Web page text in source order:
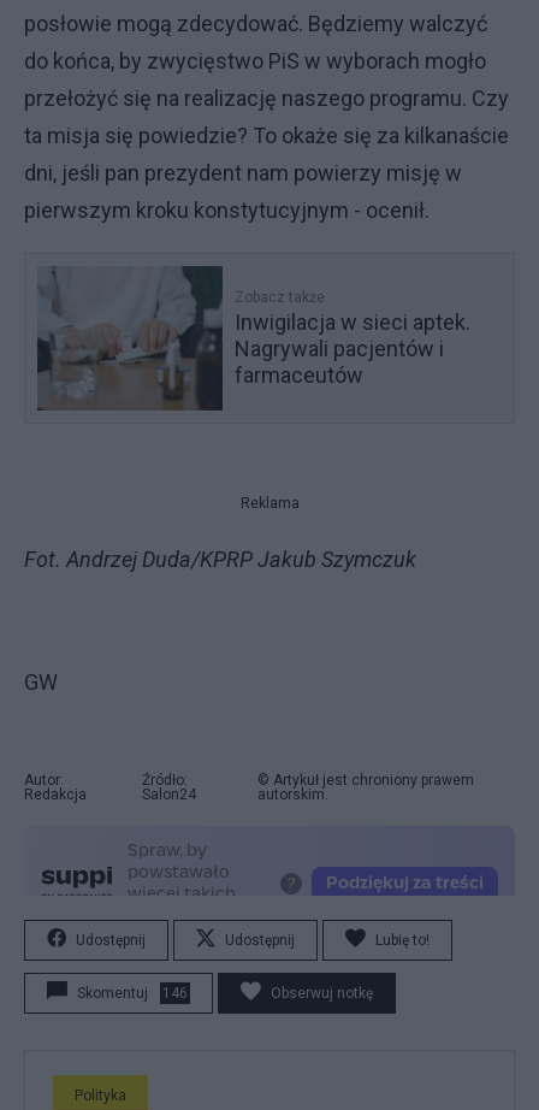
posłowie mogą zdecydować. Będziemy walczyć
do końca, by zwycięstwo PiS w wyborach mogło
przełożyć się na realizację naszego programu. Czy
ta misja się powiedzie? To okaże się za kilkanaście
dni, jeśli pan prezydent nam powierzy misję w
pierwszym kroku konstytucyjnym - ocenił.
Zobacz także
Inwigilacja w sieci aptek.
Nagrywali pacjentów i
farmaceutów
Reklama
Fot. Andrzej Duda/KPRP Jakub Szymczuk
GW
Autor:
Redakcja
Źródło:
Salon24
© Artykuł jest chroniony prawem
autorskim.
Udostępnij Udostępnij Lubię to!
Skomentuj 146 Obserwuj notkę
Polityka